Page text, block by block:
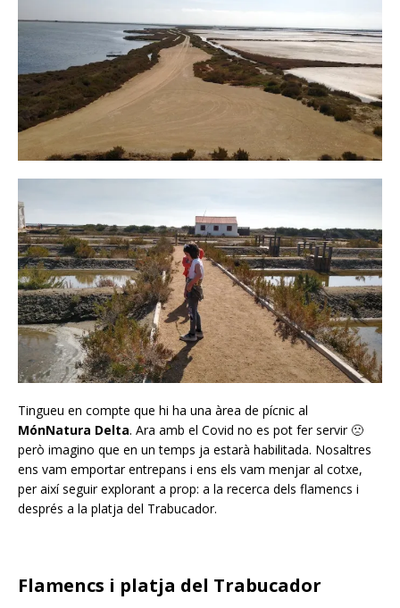
Tingueu en compte que hi ha una àrea de pícnic al
MónNatura Delta. Ara amb el Covid no es pot fer servir 🙁
però imagino que en un temps ja estarà habilitada. Nosaltres
ens vam emportar entrepans i ens els vam menjar al cotxe,
per així seguir explorant a prop: a la recerca dels flamencs i
després a la platja del Trabucador.
Flamencs i platja del Trabucador